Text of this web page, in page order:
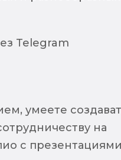
Telegram
умеете
на
c